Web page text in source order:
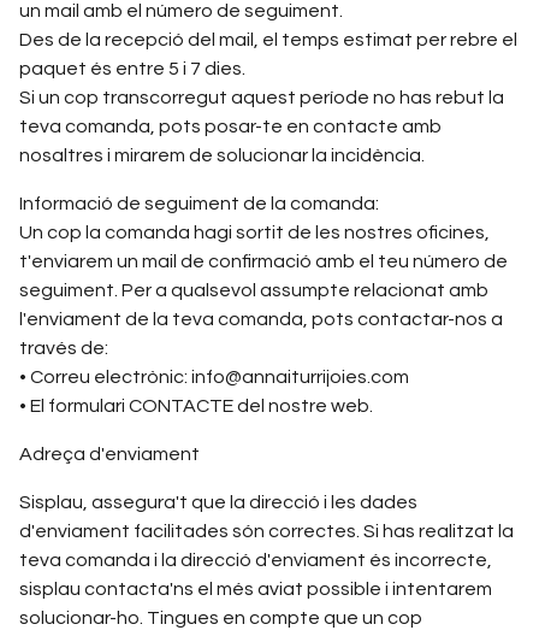
un mail amb el número de seguiment.
Des de la recepció del mail, el temps estimat per rebre el
paquet és entre 5 i 7 dies.
Si un cop transcorregut aquest període no has rebut la
teva comanda, pots posar-te en contacte amb
nosaltres i mirarem de solucionar la incidència.
Informació de seguiment de la comanda:
Un cop la comanda hagi sortit de les nostres oficines,
t'enviarem un mail de confirmació amb el teu número de
seguiment. Per a qualsevol assumpte relacionat amb
l'enviament de la teva comanda, pots contactar-nos a
través de:
• Correu electrònic: info@annaiturrijoies.com
• El formulari CONTACTE del nostre web.
Adreça d'enviament
Sisplau, assegura't que la direcció i les dades
d'enviament facilitades són correctes. Si has realitzat la
teva comanda i la direcció d'enviament és incorrecte,
sisplau contacta'ns el més aviat possible i intentarem
solucionar-ho. Tingues en compte que un cop